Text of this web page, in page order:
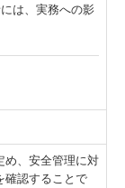
は、実務への影
め、安全管理に対
確認することで